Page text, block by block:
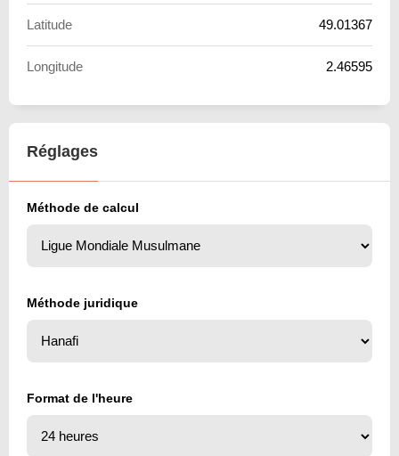
Latitude 49.01367
Longitude 2.46595
Réglages
Méthode de calcul
Méthode juridique
Format de l'heure